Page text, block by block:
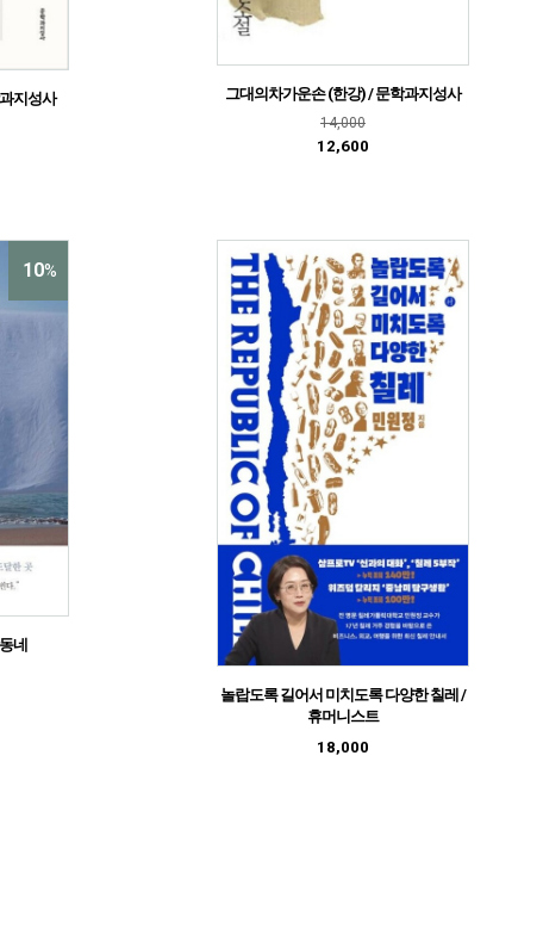
지성사 그대의차가운손 (한강) / 문학과지성사
14,000
12,600
10%
네
놀랍도록 길어서 미치도록 다양한 칠레 /
휴머니스트
18,000